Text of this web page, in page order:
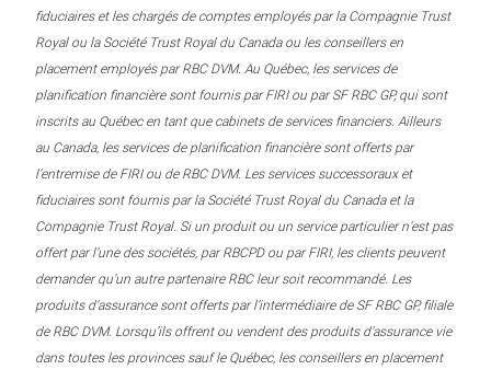
fiduciaires et les chargés de comptes employés par la Compagnie Trust
Royal ou la Société Trust Royal du Canada ou les conseillers en
placement employés par RBC DVM. Au Québec, les services de
planification financière sont fournis par FIRI ou par SF RBC GP, qui sont
inscrits au Québec en tant que cabinets de services financiers. Ailleurs
au Canada, les services de planification financière sont offerts par
l’entremise de FIRI ou de RBC DVM. Les services successoraux et
fiduciaires sont fournis par la Société Trust Royal du Canada et la
Compagnie Trust Royal. Si un produit ou un service particulier n’est pas
offert par l’une des sociétés, par RBCPD ou par FIRI, les clients peuvent
demander qu’un autre partenaire RBC leur soit recommandé. Les
produits d’assurance sont offerts par l’intermédiaire de SF RBC GP, filiale
de RBC DVM. Lorsqu’ils offrent ou vendent des produits d’assurance vie
dans toutes les provinces sauf le Québec, les conseillers en placement